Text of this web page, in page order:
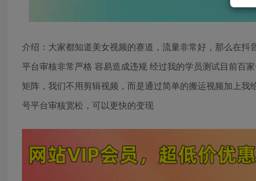
介绍：大家都知道美女视频的赛道，流量非常好，那么在
平台审核非常严格 容易造成违规 经过我的学员测试目前百
矩阵，我们不用剪辑视频，而是通过简单的搬运视频加上
号平台审核宽松，可以更快的变现